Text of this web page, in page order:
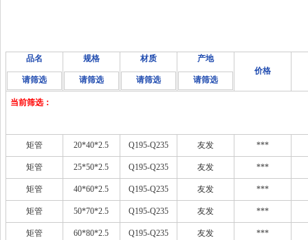
品名
请筛选
规格
请筛选
材质
请筛选
产地
请筛选
价格
当前筛选：
矩管 20*40*2.5 Q195-Q235 友发 ***
矩管 25*50*2.5 Q195-Q235 友发 ***
矩管 40*60*2.5 Q195-Q235 友发 ***
矩管 50*70*2.5 Q195-Q235 友发 ***
矩管 60*80*2.5 Q195-Q235 友发 ***